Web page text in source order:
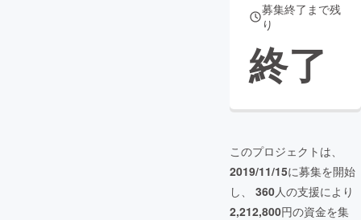
募集終了まで残
り
終了
このプロジェクトは、
2019/11/15に募集を開始
し、 360人の支援により
2,212,800円の資金を集